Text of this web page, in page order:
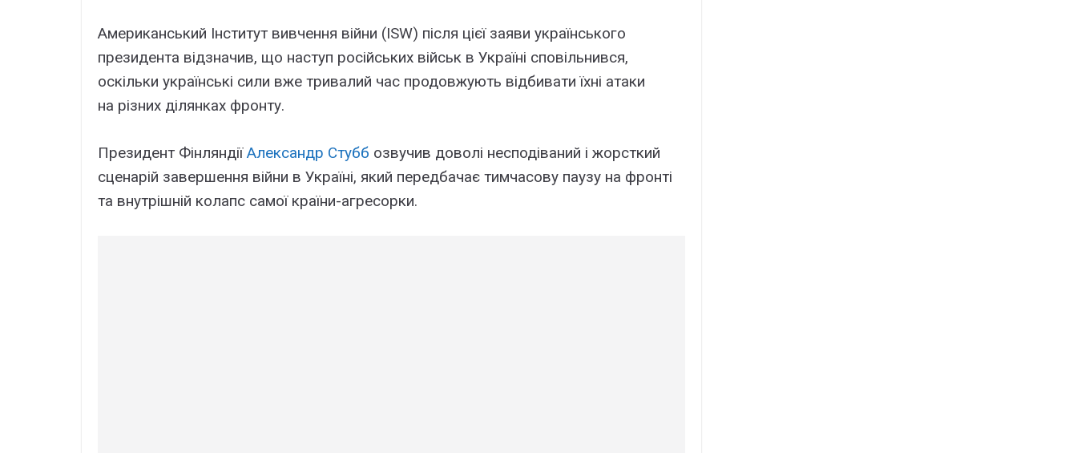
Американський Інститут вивчення війни (ISW) після цієї заяви українського
президента відзначив, що наступ російських військ в Україні сповільнився,
оскільки українські сили вже тривалий час продовжують відбивати їхні атаки
на різних ділянках фронту.
Президент ФінляндіїАлександр Стубб озвучив доволі несподіваний і жорсткий
сценарій завершення війни в Україні, який передбачає тимчасову паузу на фронті
та внутрішній колапс самої країни-агресорки.